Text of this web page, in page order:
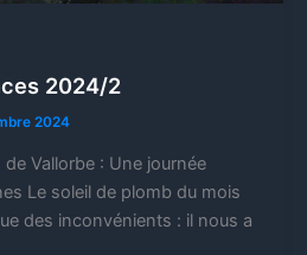
2024/2
2024
de Vallorbe : Une journée
Le soleil de plomb du mois
des inconvénients : il nous a